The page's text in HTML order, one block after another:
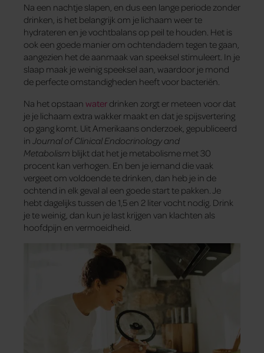
Na een nachtje slapen, en dus een lange periode zonder
drinken, is het belangrijk om je lichaam weer te
hydrateren en je vochtbalans op peil te houden. Het is
ook een goede manier om ochtendadem tegen te gaan,
aangezien het de aanmaak van speeksel stimuleert. In je
slaap maak je weinig speeksel aan, waardoor je mond
de perfecte omstandigheden heeft voor bacteriën.
Na het opstaan water drinken zorgt er meteen voor dat
je je lichaam extra wakker maakt en dat je spijsvertering
op gang komt. Uit Amerikaans onderzoek, gepubliceerd
in Journal of Clinical Endocrinology and
Metabolism blijkt dat het je metabolisme met 30
procent kan verhogen. En ben je iemand die vaak
vergeet om voldoende te drinken, dan heb je in de
ochtend in elk geval al een goede start te pakken. Je
hebt dagelijks tussen de 1,5 en 2 liter vocht nodig. Drink
je te weinig, dan kun je last krijgen van klachten als
hoofdpijn en vermoeidheid.